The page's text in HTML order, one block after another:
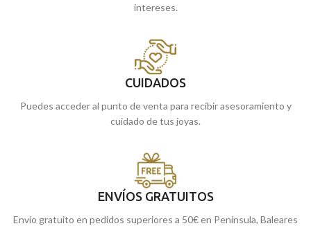
intereses.
CUIDADOS
Puedes acceder al punto de venta para recibir asesoramiento y
cuidado de tus joyas.
ENVÍOS GRATUITOS
Envío gratuito en pedidos superiores a 50€ en Península, Baleares